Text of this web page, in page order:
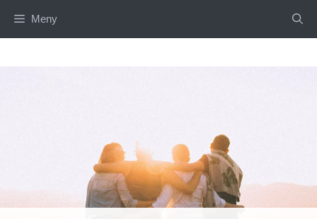
Meny